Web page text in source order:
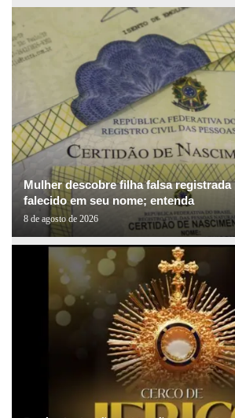
Mulher descobre filha falsa
falecido em seu nome; entenda
8 de agosto de 2026